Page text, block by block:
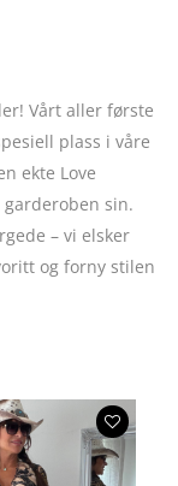
Vårt aller første
plass i våre
ekte Love
garderoben sin.
– vi elsker
og forny stilen